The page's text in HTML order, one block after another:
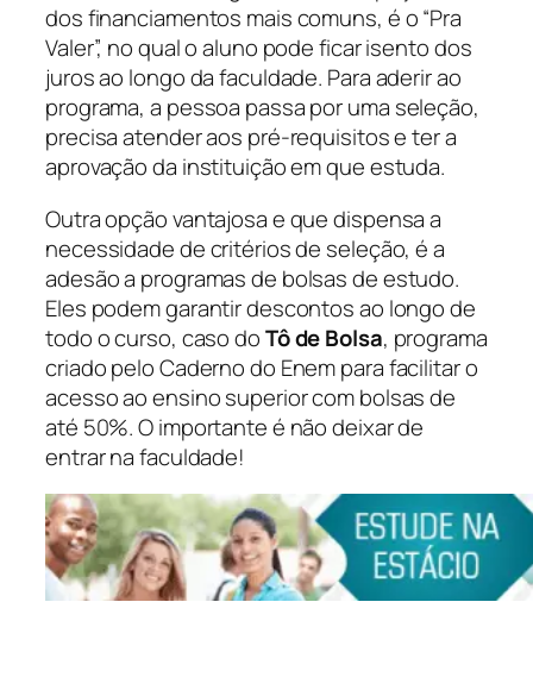
dos financiamentos mais comuns, é o “Pra
Valer”, no qual o aluno pode ficar isento dos
juros ao longo da faculdade. Para aderir ao
programa, a pessoa passa por uma seleção,
precisa atender aos pré-requisitos e ter a
aprovação da instituição em que estuda.
Outra opção vantajosa e que dispensa a
necessidade de critérios de seleção, é a
adesão a programas de bolsas de estudo.
Eles podem garantir descontos ao longo de
todo o curso, caso doTô de Bolsa, programa
criado pelo Caderno do Enem para facilitar o
acesso ao ensino superior com bolsas de
até 50%. O importante é não deixar de
entrar na faculdade!